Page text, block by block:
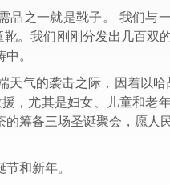
品之一就是靴子。 我们与
。我们刚刚分发出几百双
。
天气的袭击之际，因着以
，尤其是妇女、儿童和老
筹备三场圣诞聚会，愿人
和新年。